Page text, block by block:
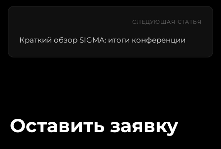
СЛЕДУЮЩАЯ СТАТЬЯ
Краткий обзор SIGMA: итоги конференции
Оставить заявку